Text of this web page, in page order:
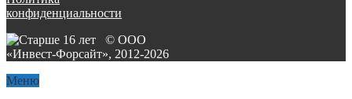
конфиденциальности
© ООО
«Инвест-Форсайт», 2012-2026
Меню